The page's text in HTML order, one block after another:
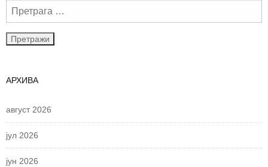
АРХИВА
август 2026
јул 2026
јун 2026